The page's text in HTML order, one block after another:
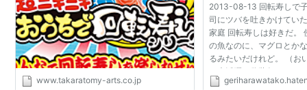
www.takaratomy-arts.co.jp
2013-08-13 回転寿しで
司にツバを吐きかけてい
家庭 回転寿しは好きだ。
の魚なのに、マグロとか
るみたいだけれど。 （お
で大活躍の偽装魚まとめ
は好きー！ ポニョ、そう